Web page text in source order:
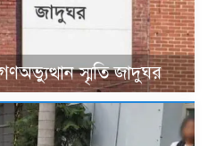
স্মৃতি জাদুঘর